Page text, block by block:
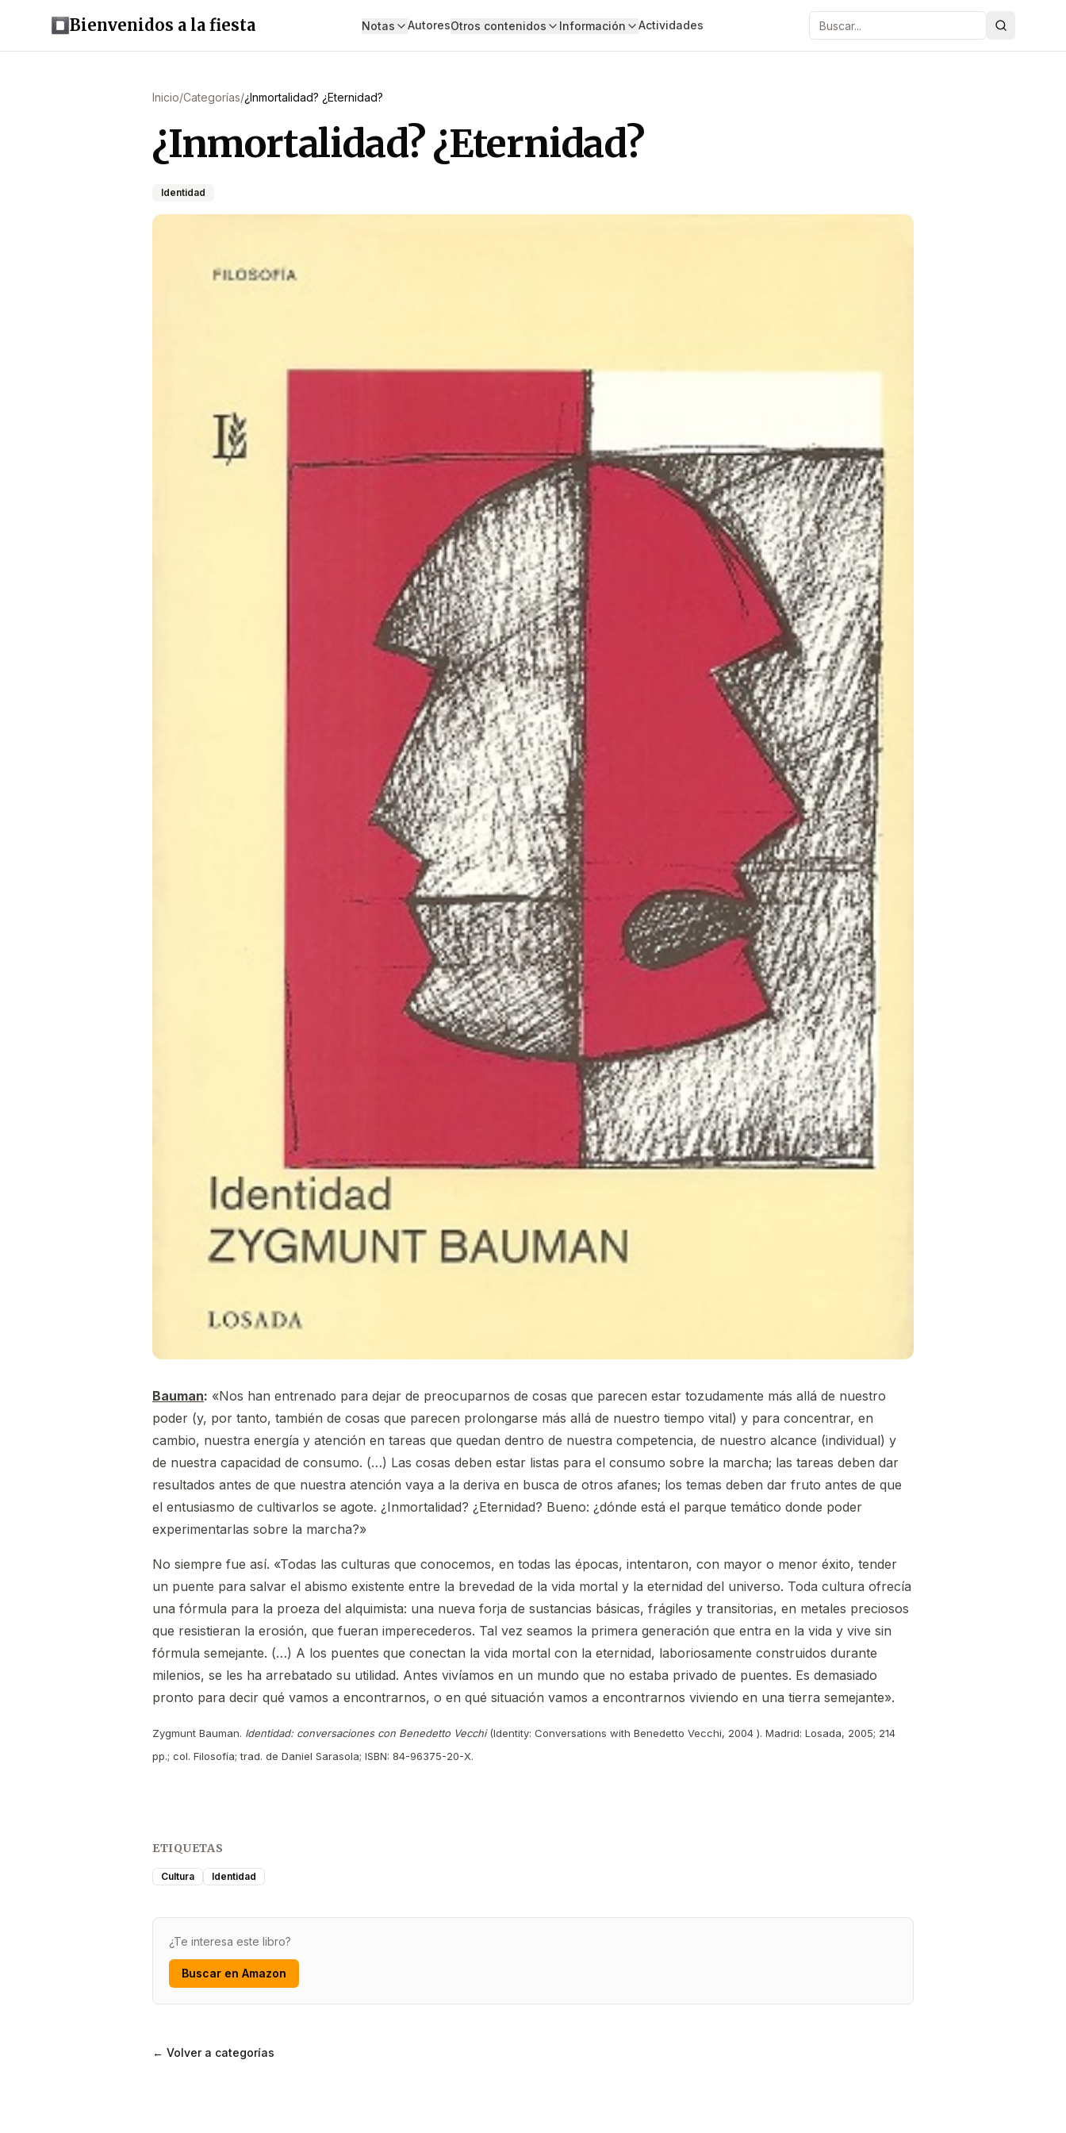
Bienvenidos a la fiesta Notas AutoresOtros contenidos Información Actividades Buscar
Inicio/Categorías/¿Inmortalidad? ¿Eternidad?
¿Inmortalidad? ¿Eternidad?
Identidad
Bauman: «Nos han entrenado para dejar de preocuparnos de cosas que parecen estar tozudamente más allá de nuestro
poder (y, por tanto, también de cosas que parecen prolongarse más allá de nuestro tiempo vital) y para concentrar, en
cambio, nuestra energía y atención en tareas que quedan dentro de nuestra competencia, de nuestro alcance (individual) y
de nuestra capacidad de consumo. (…) Las cosas deben estar listas para el consumo sobre la marcha; las tareas deben dar
resultados antes de que nuestra atención vaya a la deriva en busca de otros afanes; los temas deben dar fruto antes de que
el entusiasmo de cultivarlos se agote. ¿Inmortalidad? ¿Eternidad? Bueno: ¿dónde está el parque temático donde poder
experimentarlas sobre la marcha?»
No siempre fue así. «Todas las culturas que conocemos, en todas las épocas, intentaron, con mayor o menor éxito, tender
un puente para salvar el abismo existente entre la brevedad de la vida mortal y la eternidad del universo. Toda cultura ofrecía
una fórmula para la proeza del alquimista: una nueva forja de sustancias básicas, frágiles y transitorias, en metales preciosos
que resistieran la erosión, que fueran imperecederos. Tal vez seamos la primera generación que entra en la vida y vive sin
fórmula semejante. (…) A los puentes que conectan la vida mortal con la eternidad, laboriosamente construidos durante
milenios, se les ha arrebatado su utilidad. Antes vivíamos en un mundo que no estaba privado de puentes. Es demasiado
pronto para decir qué vamos a encontrarnos, o en qué situación vamos a encontrarnos viviendo en una tierra semejante».
Zygmunt Bauman. Identidad: conversaciones con Benedetto Vecchi(Identity: Conversations with Benedetto Vecchi, 2004 ). Madrid: Losada, 2005; 214
pp.; col. Filosofía; trad. de Daniel Sarasola; ISBN: 84-96375-20-X.
ETIQUETAS
Cultura Identidad
¿Te interesa este libro?
Buscar en Amazon
← Volver a categorías